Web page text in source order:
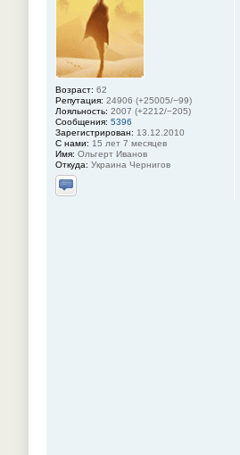
Возраст: 62
Репутация: 24906 (+25005/−99)
Лояльность: 2007 (+2212/−205)
Сообщения: 5396
Зарегистрирован: 13.12.2010
С нами: 15 лет 7 месяцев
Имя: Ольгерт Иванов
Откуда: Украина Чернигов
Отправить личное сообщение